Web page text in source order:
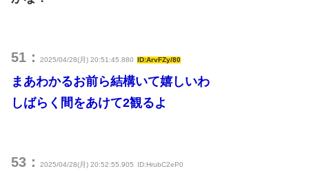
51： 2025/04/28(月) 20:51:45.880 ID:ArvFZy/80
まあわかるお前ら結構いて嬉しいわ
しばらく間をあけて2観るよ
53： 2025/04/28(月) 20:52:55.905 ID:HrubC2eP0